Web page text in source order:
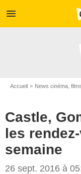
menu
Accueil News cinéma,
Castle,
les
semaine
26 sept. 2016 à